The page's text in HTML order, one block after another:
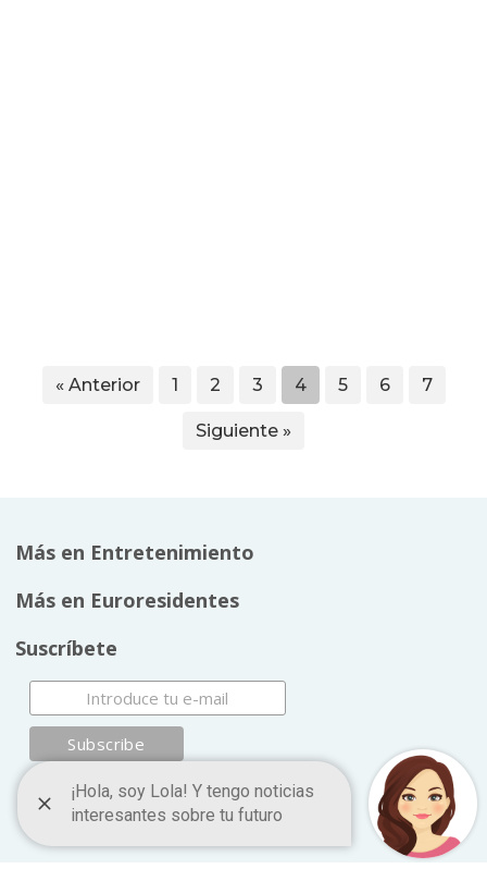
« Anterior 1 2 3 4 5 6 7
Siguiente »
Más en Entretenimiento
Más en Euroresidentes
Suscríbete